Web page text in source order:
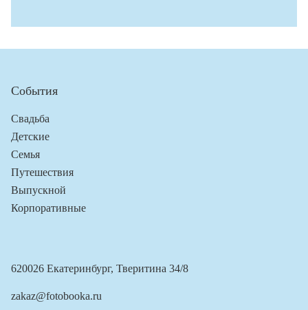
События
Свадьба
Детские
Семья
Путешествия
Выпускной
Корпоративные
620026 Екатеринбург, Тверитина 34/8
zakaz@fotobooka.ru